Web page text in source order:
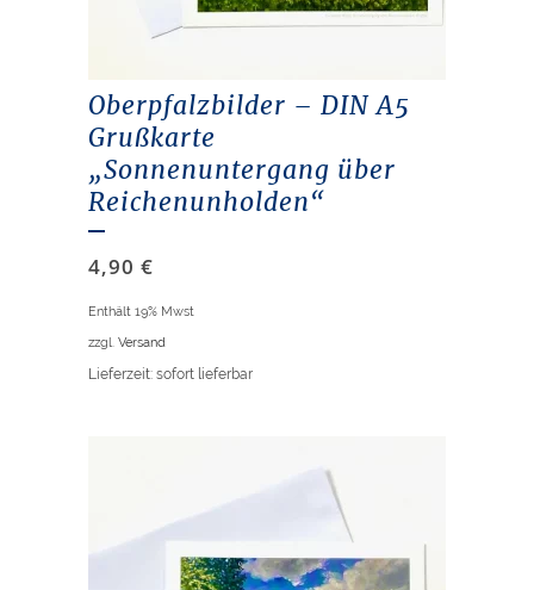
Oberpfalzbilder – DIN A5
Grußkarte
„Sonnenuntergang über
Reichenunholden“
4,90 €
Enthält 19% Mwst
zzgl. Versand
Lieferzeit: sofort lieferbar